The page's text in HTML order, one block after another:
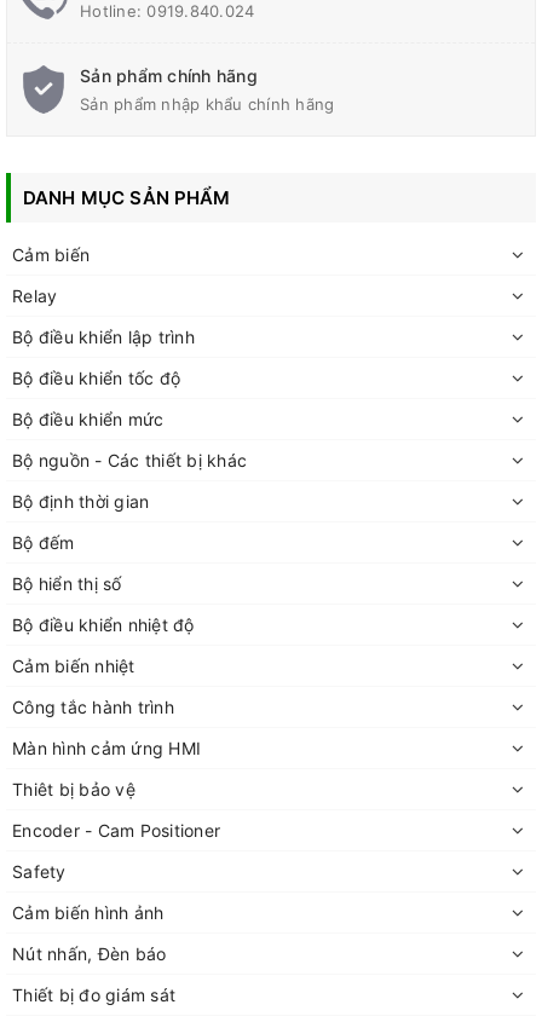
Hotline:0919.840.024
Sản phẩm chính hãng
Sản phẩm nhập khẩu chính hãng
DANH MỤC SẢN PHẨM
Cảm biến
Relay
Bộ điều khiển lập trình
Bộ điều khiển tốc độ
Bộ điều khiển mức
Bộ nguồn - Các thiết bị khác
Bộ định thời gian
Bộ đếm
Bộ hiển thị số
Bộ điều khiển nhiệt độ
Cảm biến nhiệt
Công tắc hành trình
Màn hình cảm ứng HMI
Thiêt bị bảo vệ
Encoder - Cam Positioner
Safety
Cảm biến hình ảnh
Nút nhấn, Đèn báo
Thiết bị đo giám sát